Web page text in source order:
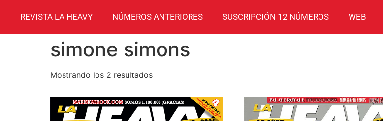
REVISTA LA HEAVY NÚMEROS ANTERIORES SUSCRIPCIÓN 12 NÚMEROS WEB
simone simons
Mostrando los 2 resultados